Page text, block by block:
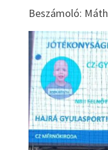
Beszámoló: